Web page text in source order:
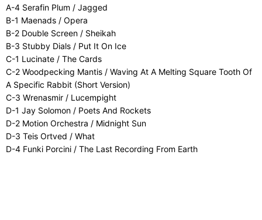
A-4 Serafin Plum / Jagged
B-1 Maenads / Opera
B-2 Double Screen / Sheikah
B-3 Stubby Dials / Put It On Ice
C-1 Lucinate / The Cards
C-2 Woodpecking Mantis / Waving At A Melting Square Tooth Of
A Specific Rabbit (Short Version)
C-3 Wrenasmir / Lucempight
D-1 Jay Solomon / Poets And Rockets
D-2 Motion Orchestra / Midnight Sun
D-3 Teis Ortved / What
D-4 Funki Porcini / The Last Recording From Earth